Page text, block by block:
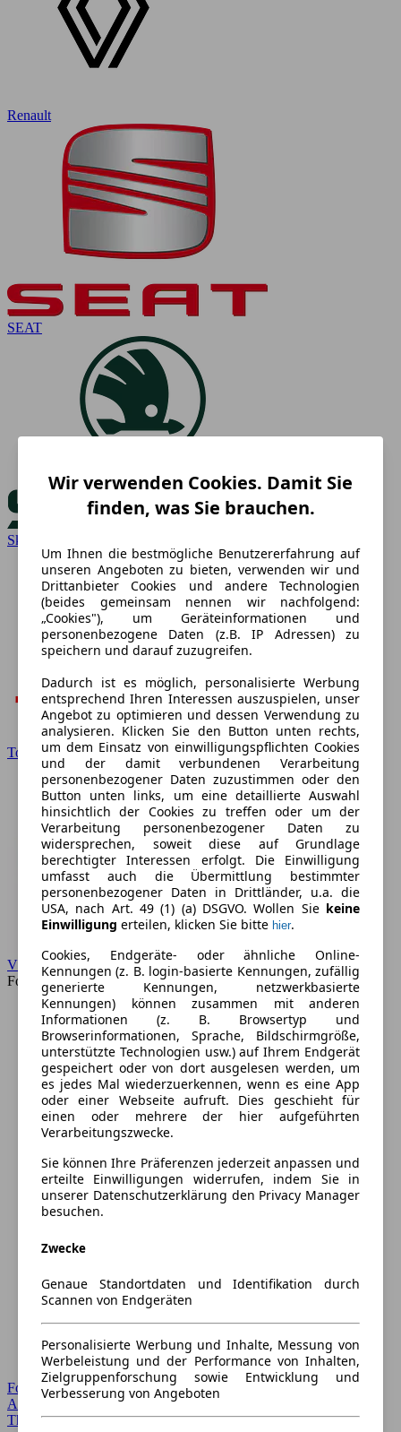
Renault
SEAT
Skoda
Toyota
VW
Forum
Forum Startseite
Alle Auto-Foren
Themen-Forum
Wir verwenden Cookies. Damit Sie
finden, was Sie brauchen.
Um Ihnen die bestmögliche Benutzererfahrung auf
unseren Angeboten zu bieten, verwenden wir und
Drittanbieter Cookies und andere Technologien
(beides gemeinsam nennen wir nachfolgend:
„Cookies"), um Geräteinformationen und
personenbezogene Daten (z.B. IP Adressen) zu
speichern und darauf zuzugreifen.
Dadurch ist es möglich, personalisierte Werbung
entsprechend Ihren Interessen auszuspielen, unser
Angebot zu optimieren und dessen Verwendung zu
analysieren. Klicken Sie den Button unten rechts,
um dem Einsatz von einwilligungspflichten Cookies
und der damit verbundenen Verarbeitung
personenbezogener Daten zuzustimmen oder den
Button unten links, um eine detaillierte Auswahl
hinsichtlich der Cookies zu treffen oder um der
Verarbeitung personenbezogener Daten zu
widersprechen, soweit diese auf Grundlage
berechtigter Interessen erfolgt. Die Einwilligung
umfasst auch die Übermittlung bestimmter
personenbezogener Daten in Drittländer, u.a. die
USA, nach Art. 49 (1) (a) DSGVO. Wollen Sie keine
Einwilligung erteilen, klicken Sie bitte hier.
Cookies, Endgeräte- oder ähnliche Online-
Kennungen (z. B. login-basierte Kennungen, zufällig
generierte Kennungen, netzwerkbasierte
Kennungen) können zusammen mit anderen
Informationen (z. B. Browsertyp und
Browserinformationen, Sprache, Bildschirmgröße,
unterstützte Technologien usw.) auf Ihrem Endgerät
gespeichert oder von dort ausgelesen werden, um
es jedes Mal wiederzuerkennen, wenn es eine App
oder einer Webseite aufruft. Dies geschieht für
einen oder mehrere der hier aufgeführten
Verarbeitungszwecke.
Sie können Ihre Präferenzen jederzeit anpassen und
erteilte Einwilligungen widerrufen, indem Sie in
unserer Datenschutzerklärung den Privacy Manager
besuchen.
Zwecke
Genaue Standortdaten und Identifikation durch
Scannen von Endgeräten
Personalisierte Werbung und Inhalte, Messung von
Werbeleistung und der Performance von Inhalten,
Zielgruppenforschung sowie Entwicklung und
Verbesserung von Angeboten